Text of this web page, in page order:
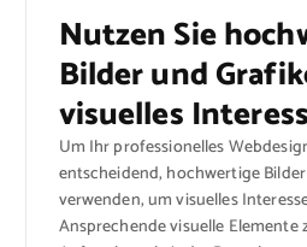
Nutzen Sie
Bilder und
visuelles
Um Ihr professionelles
entscheidend, hochwertige
verwenden, um visuelles
Ansprechende visuelle Elemente